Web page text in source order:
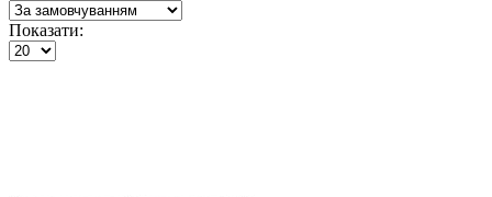
Показати: